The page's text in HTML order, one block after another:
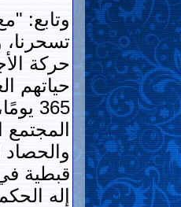
وتابع:
حركة
حياتهم
365
قبطية
إله